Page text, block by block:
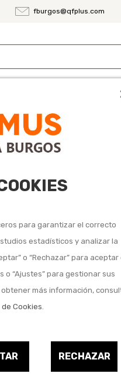
para garantizar el correcto
estadísticos y analizar la
o “Rechazar” para aceptar
o “Ajustes” para gestionar sus
más información,
Cookies
RECHAZAR
fburgos@qfplus.com
BELLOTA
136507
Comprar